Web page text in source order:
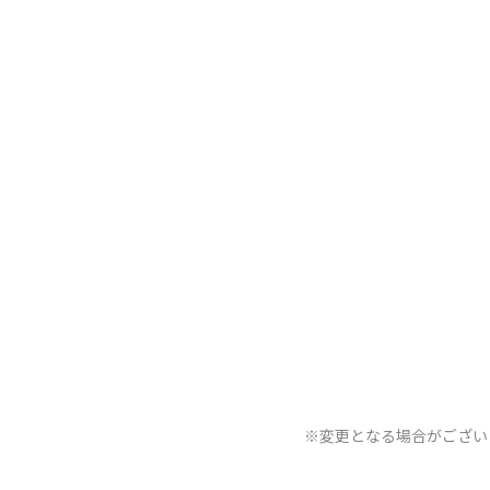
※変更となる場合がござ